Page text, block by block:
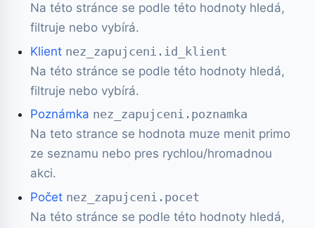
Na této stránce se podle této hodnoty hledá,
filtruje nebo vybírá.
Klient nez_zapujceni.id_klient
Na této stránce se podle této hodnoty hledá,
filtruje nebo vybírá.
Poznámka nez_zapujceni.poznamka
Na teto strance se hodnota muze menit primo
ze seznamu nebo pres rychlou/hromadnou
akci.
Počet nez_zapujceni.pocet
Na této stránce se podle této hodnoty hledá,